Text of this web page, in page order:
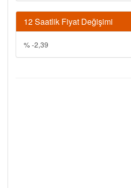
12 Saatlik Fiyat Değişimi
% -2,39